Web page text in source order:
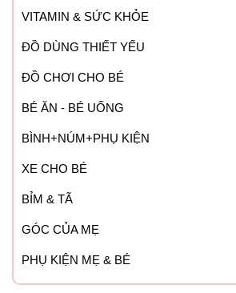
VITAMIN & SỨC KHỎE
ĐỒ DÙNG THIẾT YẾU
ĐỒ CHƠI CHO BÉ
BÉ ĂN - BÉ UỐNG
BÌNH+NÚM+PHỤ KIỆN
XE CHO BÉ
BỈM & TÃ
GÓC CỦA MẸ
PHỤ KIỆN MẸ & BÉ